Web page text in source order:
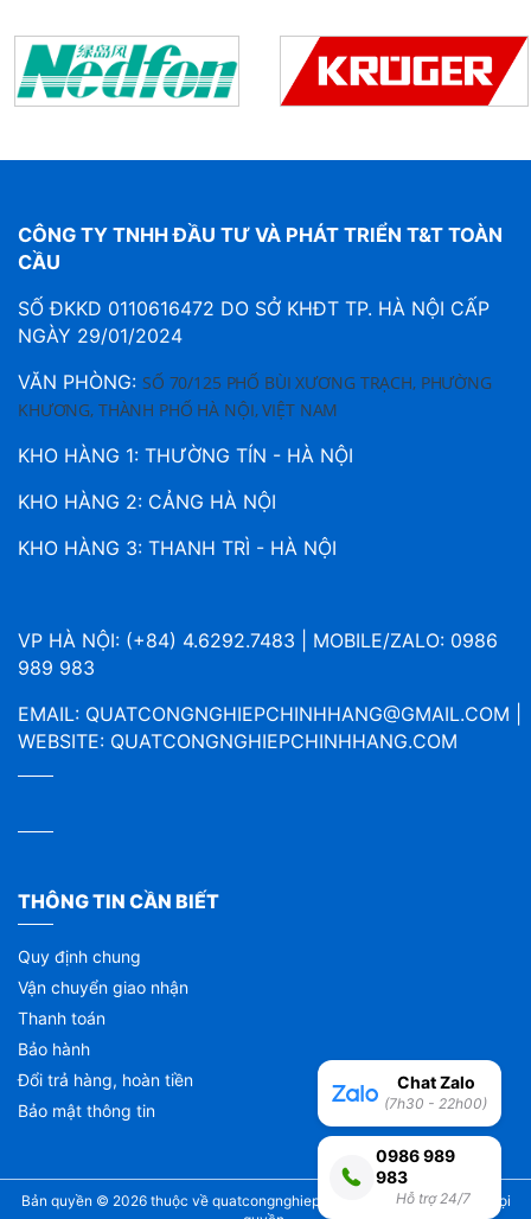
CÔNG TY TNHH ĐẦU TƯ VÀ PHÁT TRIỂN T&T TOÀN
CẦU
SỐ ĐKKD 0110616472 DO SỞ KHĐT TP. HÀ NỘI CẤP
NGÀY 29/01/2024
VĂN PHÒNG: SỐ 70/125 PHỐ BÙI XƯƠNG TRẠCH, PHƯỜNG
KHƯƠNG, THÀNH PHỐ HÀ NỘI, VIỆT NAM
KHO HÀNG 1: THƯỜNG TÍN - HÀ NỘI
KHO HÀNG 2: CẢNG HÀ NỘI
KHO HÀNG 3: THANH TRÌ - HÀ NỘI
VP HÀ NỘI: (+84) 4.6292.7483 | MOBILE/ZALO: 0986
989 983
EMAIL: QUATCONGNGHIEPCHINHHANG@GMAIL.COM
WEBSITE: QUATCONGNGHIEPCHINHHANG.COM
THÔNG TIN CẦN BIẾT
Quy định chung
Vận chuyển giao nhận
Thanh toán
Bảo hành
Đổi trả hàng, hoàn tiền
Bảo mật thông tin
Bản quyền © 2026 thuộc về quatcongnghiepchinhhang.com| Bảo lưu mọi
Chat Zalo
(7h30 - 22h00)
0986 989
983
Hỗ trợ 24/7